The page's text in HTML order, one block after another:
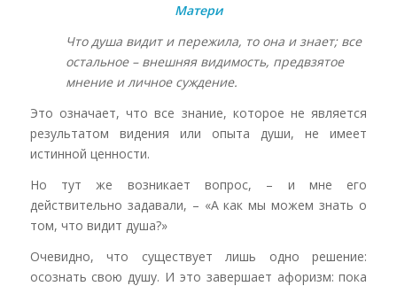
Матери
Что душа видит и пережила, то она и знает; все
остальное – внешняя видимость, предвзятое
мнение и личное суждение.
Это означает, что все знание, которое не является
результатом видения или опыта души, не имеет
истинной ценности.
Но тут же возникает вопрос, – и мне его
действительно задавали, – «А как мы можем знать о
том, что видит душа?»
Очевидно, что существует лишь одно решение:
осознать свою душу. И это завершает афоризм: пока